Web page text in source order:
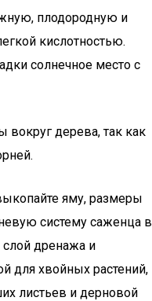
плодородную и
кислотностью.
солнечное место с
вокруг дерева, так как
яму, размеры
систему саженца в
дренажа и
для хвойных растений,
листьев и дерновой